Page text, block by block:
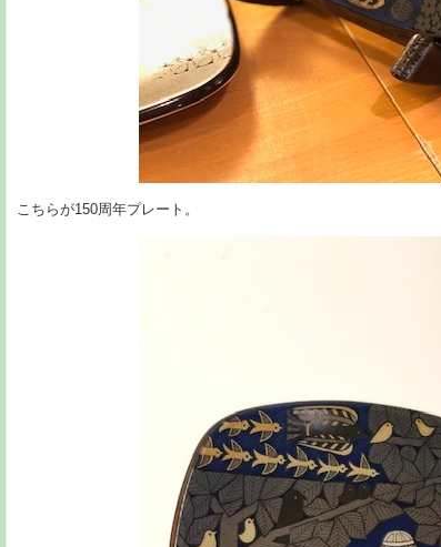
こちらが150周年プレート。